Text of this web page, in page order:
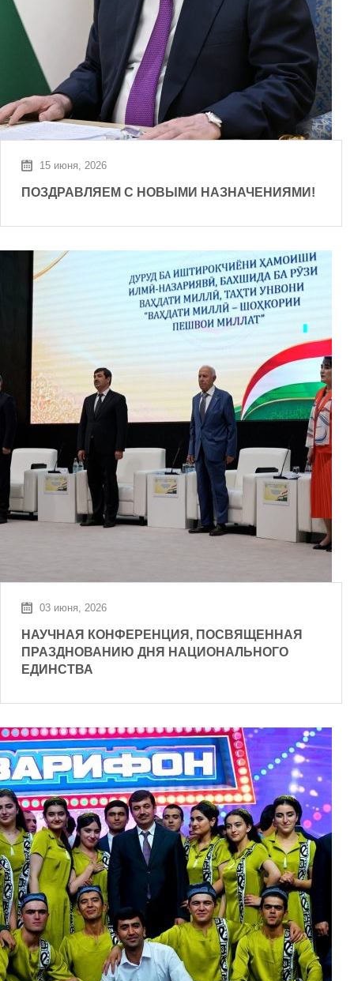
15 июня, 2026
ПОЗДРАВЛЯЕМ С НОВЫМИ НАЗНАЧЕНИЯМИ!
03 июня, 2026
НАУЧНАЯ КОНФЕРЕНЦИЯ, ПОСВЯЩЕННАЯ
ПРАЗДНОВАНИЮ ДНЯ НАЦИОНАЛЬНОГО
ЕДИНСТВА